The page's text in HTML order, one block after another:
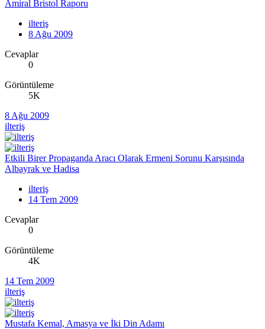
Amiral Bristol Raporu
ilteriş
8 Ağu 2009
Cevaplar
0
Görüntüleme
5K
8 Ağu 2009
ilteriş
Etkili Birer Propaganda Aracı Olarak Ermeni Sorunu Karşısında
Albayrak ve Hadisa
ilteriş
14 Tem 2009
Cevaplar
0
Görüntüleme
4K
14 Tem 2009
ilteriş
Mustafa Kemal, Amasya ve İki Din Adamı